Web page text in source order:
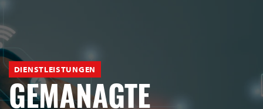
DIENSTLEISTUNGEN
GEMANAGTE